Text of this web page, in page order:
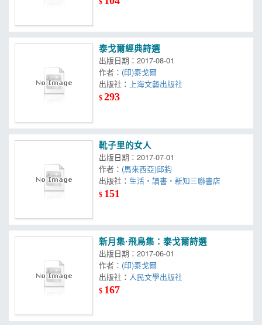
$
泰戈爾經典詩選
出版日期：2017-08-01
作者： (印)泰戈爾
出版社： 上海文藝出版社
$293
靴子里的女人
出版日期：2017-07-01
作者： (馬來西亞)邱鈞
出版社：生活‧讀書‧新知三聯書店
$ 151
新月集·飛鳥集：泰戈爾詩選
出版日期：2017-06-01
作者： (印)泰戈爾
出版社： 人民文學出版社
$ 167